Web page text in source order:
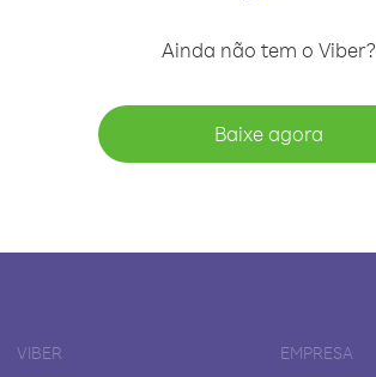
Ainda não tem o Viber?
Baixe agora
VIBER EMPRESA